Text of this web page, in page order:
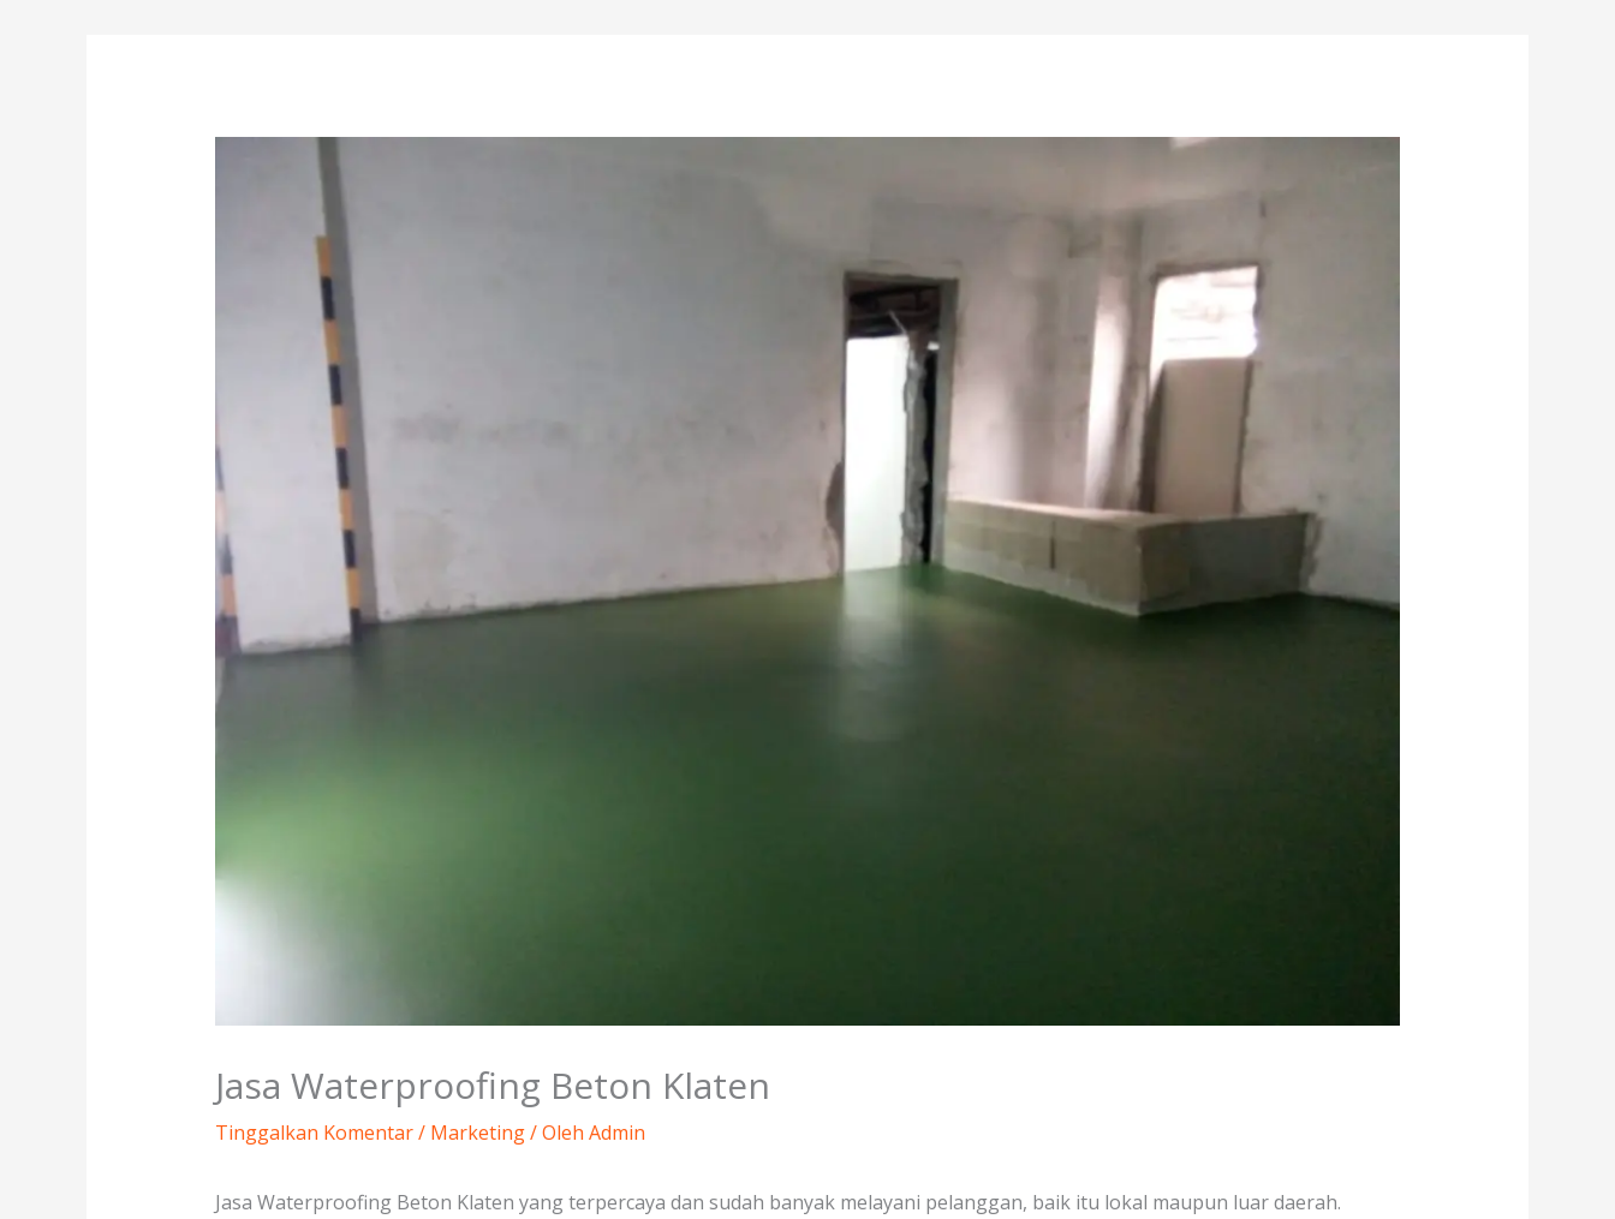
Jasa Waterproofing Beton Klaten
Tinggalkan Komentar/ Marketing/ Oleh Admin
Jasa Waterproofing Beton Klaten yang terpercaya dan sudah banyak melayani pelanggan, baik itu lokal maupun luar daerah.